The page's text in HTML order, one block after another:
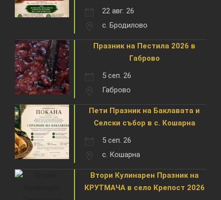
22 авг. 26
с. Бродилово
Празник на Пестила 2026 в
Габрово
5 сеп. 26
Габрово
Пети Празник на Баклавата и
Селски събор в с. Кошарна
5 сеп. 26
с. Кошарна
Втори Кулинарен Празник на
КРУТМАЧА в село Крепост 2026